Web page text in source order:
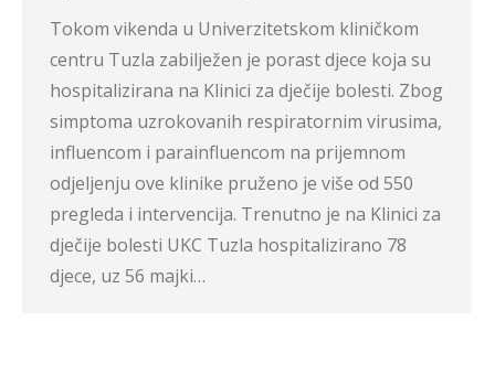
Tokom vikenda u Univerzitetskom kliničkom
centru Tuzla zabilježen je porast djece koja su
hospitalizirana na Klinici za dječije bolesti. Zbog
simptoma uzrokovanih respiratornim virusima,
influencom i parainfluencom na prijemnom
odjeljenju ove klinike pruženo je više od 550
pregleda i intervencija. Trenutno je na Klinici za
dječije bolesti UKC Tuzla hospitalizirano 78
djece, uz 56 majki…